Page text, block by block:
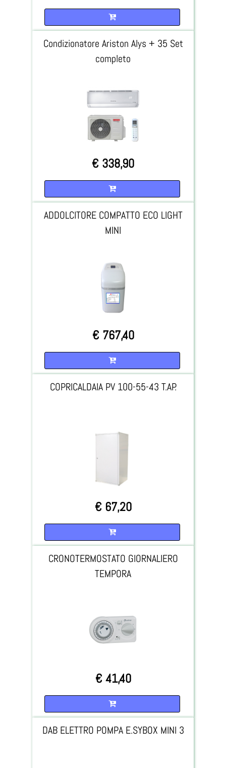
Condizionatore Ariston Alys + 35 Set
completo
€ 338,90
ADDOLCITORE COMPATTO ECO LIGHT
MINI
€ 767,40
COPRICALDAIA PV 100-55-43 T.AP.
€ 67,20
CRONOTERMOSTATO GIORNALIERO
TEMPORA
€ 41,40
DAB ELETTRO POMPA E.SYBOX MINI 3